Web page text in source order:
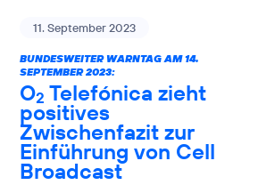
11. September 2023
BUNDESWEITER WARNTAG AM 14.
SEPTEMBER 2023:
O2 Telefónica zieht
positives
Zwischenfazit zur
Einführung von Cell
Broadcast